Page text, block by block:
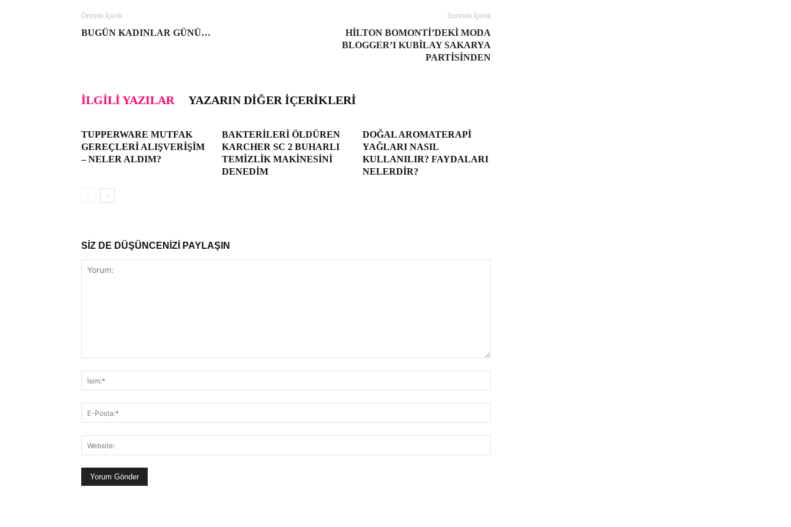
Önceki İçerik
BUGÜN KADINLAR GÜNÜ…
Sonraki İçerik
HILTON BOMONTI’DEKI MODA
BLOGGER’I KUBILAY SAKARYA
PARTISINDEN
İLGILI YAZILAR YAZARIN DIĞER İÇERIKLERI
TUPPERWARE MUTFAK
GEREÇLERI ALIŞVERIŞIM
– NELER ALDIM?
BAKTERILERI ÖLDÜREN
KARCHER SC 2 BUHARLI
TEMIZLIK MAKINESINI
DENEDIM
DOĞAL AROMATERAPI
YAĞLARI NASIL
KULLANILIR? FAYDALARI
NELERDIR?
SİZ DE DÜŞÜNCENİZİ PAYLAŞIN